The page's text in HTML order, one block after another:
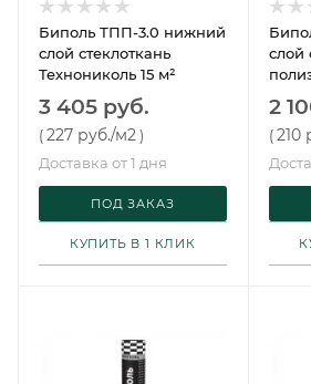
Биполь ТПП-3.0 нижний
слой стеклоткань
Технониколь 15 м²
3 405 руб.
(227 руб./м2)
Доставка от 1 дня
ПОД ЗАКАЗ
КУПИТЬ В 1 КЛИК
слой
2
(210